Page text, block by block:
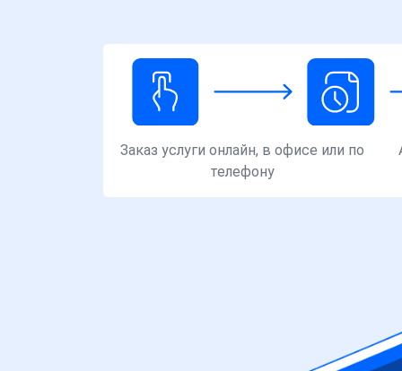
Заказ услуги онлайн, в офисе или по
телефону